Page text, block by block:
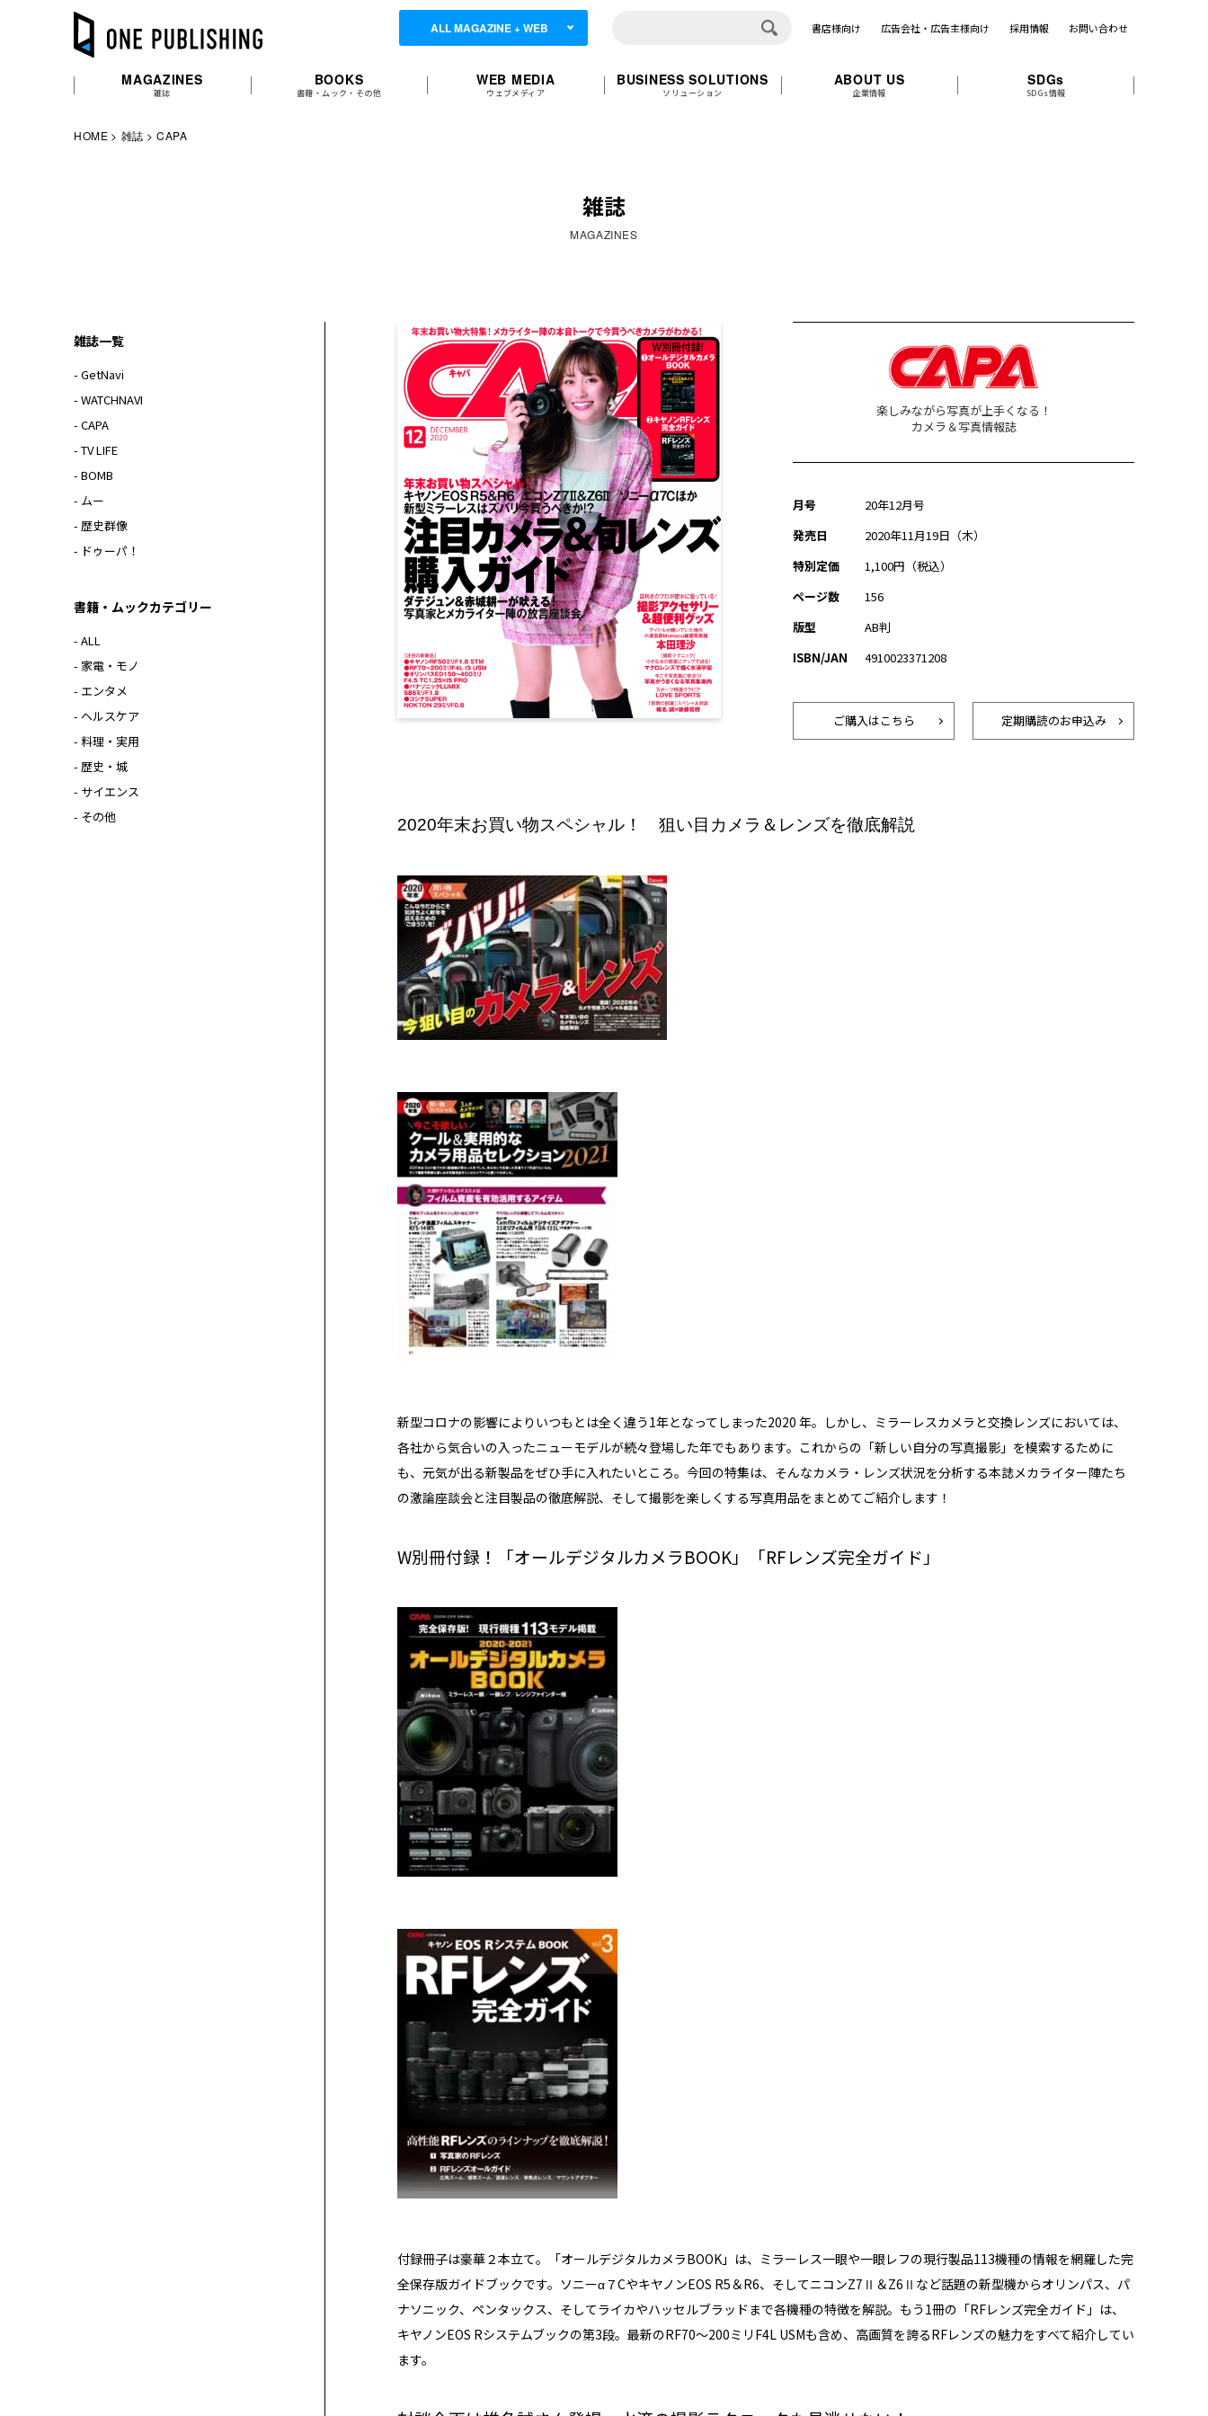
ALL MAGAZINE + WEB 書店様向け 広告会社・広告主様向け 採用情報 お問い合わせ
MAGAZINES
雑誌
BOOKS
書籍・ムック・その他
WEB MEDIA
ウェブメディア
BUSINESS SOLUTIONS
ソリューション
ABOUT US
企業情報
SDGs
SDGs情報
HOME 雑誌 CAPA
雑誌
MAGAZINES
楽しみながら写真が上手くなる！
カメラ＆写真情報誌
月号
20年12月号
発売日
2020年11月19日（木）
特別定価
1,100円（税込）
ページ数
156
版型
AB判
ISBN/JAN
4910023371208
ご購入はこちら 定期購読のお申込み
2020年末お買い物スペシャル！ 狙い目カメラ＆レンズを徹底解説
新型コロナの影響によりいつもとは全く違う1年となってしまった2020 年。しかし、ミラーレスカメラと交換レンズにおいては、
各社から気合いの入ったニューモデルが続々登場した年でもあります。これからの「新しい自分の写真撮影」を模索するために
も、元気が出る新製品をぜひ手に入れたいところ。今回の特集は、そんなカメラ・レンズ状況を分析する本誌メカライター陣たち
の激論座談会と注目製品の徹底解説、そして撮影を楽しくする写真用品をまとめてご紹介します！
W別冊付録！「オールデジタルカメラBOOK」「RFレンズ完全ガイド」
付録冊子は豪華２本立て。「オールデジタルカメラBOOK」は、ミラーレス一眼や一眼レフの現行製品113機種の情報を網羅した完
全保存版ガイドブックです。ソニーα７CやキヤノンEOS R5＆R6、そしてニコンZ7Ⅱ＆Z6Ⅱなど話題の新型機からオリンパス、パ
ナソニック、ペンタックス、そしてライカやハッセルブラッドまで各機種の特徴を解説。もう1冊の「RFレンズ完全ガイド」は、
キヤノンEOS Rシステムブックの第3段。最新のRF70～200ミリF4L USMも含め、高画質を誇るRFレンズの魅力をすべて紹介してい
ます。
雑誌一覧
- GetNavi
- WATCHNAVI
- CAPA
- TV LIFE
- BOMB
- ムー
- 歴史群像
- ドゥーパ！
書籍・ムックカテゴリー
- ALL
- 家電・モノ
- エンタメ
- ヘルスケア
- 料理・実用
- 歴史・城
- サイエンス
- その他